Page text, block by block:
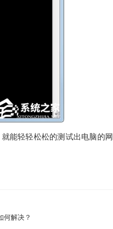
能轻轻松松的测试出电脑的网
何解决？